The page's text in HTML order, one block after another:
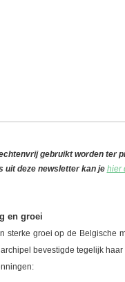
gebruikt worden ter
uit deze newsletter kan je hier
en groei
sterke groei op de Belgische
bevestigde tegelijk